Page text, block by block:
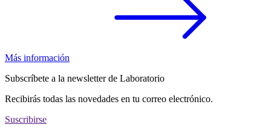
Más información
Subscríbete a la newsletter de Laboratorio
Recibirás todas las novedades en tu correo electrónico.
Suscribirse